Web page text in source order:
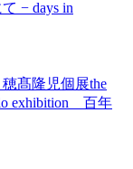
− days in
髙隆児個展the
exhibition 百年